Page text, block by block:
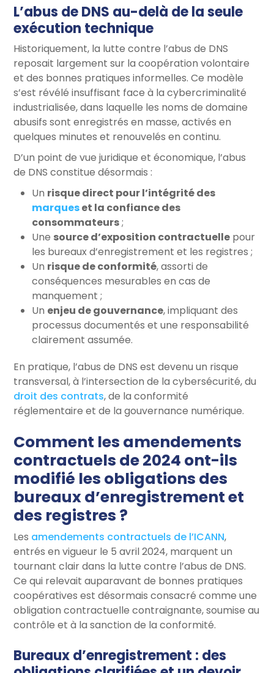
L’abus de DNS au-delà de la seule
exécution technique
Historiquement, la lutte contre l’abus de DNS
reposait largement sur la coopération volontaire
et des bonnes pratiques informelles. Ce modèle
s’est révélé insuffisant face à la cybercriminalité
industrialisée, dans laquelle les noms de domaine
abusifs sont enregistrés en masse, activés en
quelques minutes et renouvelés en continu.
D’un point de vue juridique et économique, l’abus
de DNS constitue désormais :
Un risque direct pour l’intégrité des
marqueset la confiance des
consommateurs;
Une source d’exposition contractuelle pour
les bureaux d’enregistrement et les registres ;
Un risque de conformité, assorti de
conséquences mesurables en cas de
manquement ;
Un enjeu de gouvernance, impliquant des
processus documentés et une responsabilité
clairement assumée.
En pratique, l’abus de DNS est devenu un risque
transversal, à l’intersection de la cybersécurité, du
droit des contrats, de la conformité
réglementaire et de la gouvernance numérique.
Comment les amendements
contractuels de 2024 ont-ils
modifié les obligations des
bureaux d’enregistrement et
des registres ?
Les amendements contractuels de l’ICANN,
entrés en vigueur le 5 avril 2024, marquent un
tournant clair dans la lutte contre l’abus de DNS.
Ce qui relevait auparavant de bonnes pratiques
coopératives est désormais consacré comme une
obligation contractuelle contraignante, soumise au
contrôle et à la sanction de la conformité.
Bureaux d’enregistrement : des